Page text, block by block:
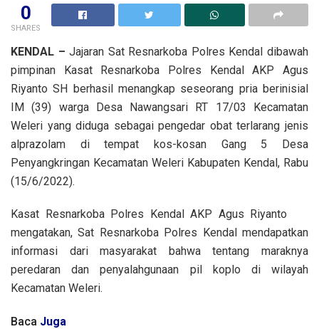
0
SHARES
KENDAL – Jajaran Sat Resnarkoba Polres Kendal dibawah
pimpinan Kasat Resnarkoba Polres Kendal AKP Agus
Riyanto SH berhasil menangkap seseorang pria berinisial
IM (39) warga Desa Nawangsari RT 17/03 Kecamatan
Weleri yang diduga sebagai pengedar obat terlarang jenis
alprazolam di tempat kos-kosan Gang 5 Desa
Penyangkringan Kecamatan Weleri Kabupaten Kendal, Rabu
(15/6/2022).
Kasat Resnarkoba Polres Kendal AKP Agus Riyanto
mengatakan, Sat Resnarkoba Polres Kendal mendapatkan
informasi dari masyarakat bahwa tentang maraknya
peredaran dan penyalahgunaan pil koplo di wilayah
Kecamatan Weleri.
Baca Juga